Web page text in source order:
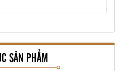
SẢN PHẨM